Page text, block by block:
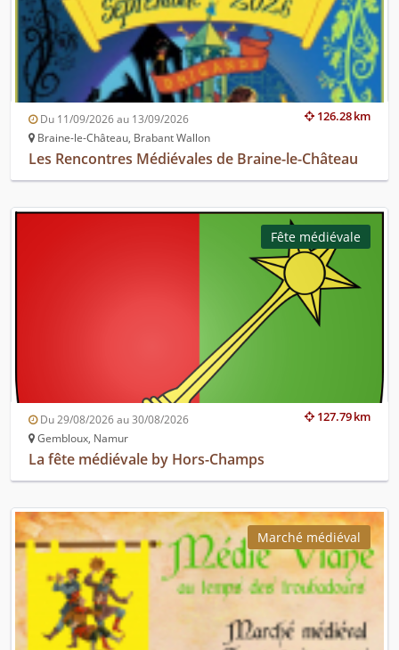
126.28 km
Du 11/09/2026 au 13/09/2026
Braine-le-Château, Brabant Wallon
Les Rencontres Médiévales de Braine-le-Château
Fête médiévale
127.79 km
Du 29/08/2026 au 30/08/2026
Gembloux, Namur
La fête médiévale by Hors-Champs
Marché médiéval